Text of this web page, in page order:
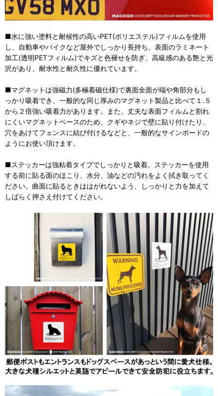
■水に強い塗料と耐候性の高いPET(ポリエステル)フィルムを使用
し、自動車やバイクなど屋外でしっかり長持ち。表面のラミネート
加工(透明PETフィルム)でキズと色褪せを防ぎ、高級感のある艶と光
沢があり、耐水性と耐久性に優れています。
■マグネットは強磁力(多極着磁仕様)で裏面全面が端や角部分もし
っかり吸着でき、一般的な同じ厚みのマグネット製品と比べて１.５
から２倍強い吸着力があります。また、丈夫な表面フィルムと割れ
にくいマグネットベースのため、クギやネジで壁に貼り付けたり、
穴をあけてフェンスに結び付けるなどと、一般的なサインボードの
ようにお使い頂けます。
■ステッカーは強粘着タイプでしっかりと吸着。ステッカーを使用
する前に貼る面のほこり、水分、油などの汚れをよく拭き取ってく
ださい。曲面に貼るときははがれないよう、しっかりと力を加えて
しばらく押さえ付けてください。